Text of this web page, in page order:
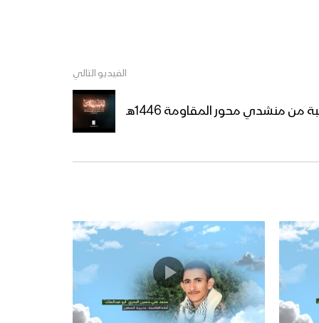
الفيديو التالي
منشدي محور المقاومة 1446هـ